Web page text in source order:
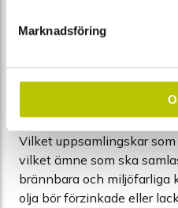
Marknadsföring
rätt sätt. Rätt typ av
Vilket uppsamlingskar
vilket ämne som ska
brännbara och miljöfarliga
olja bör förzinkade eller